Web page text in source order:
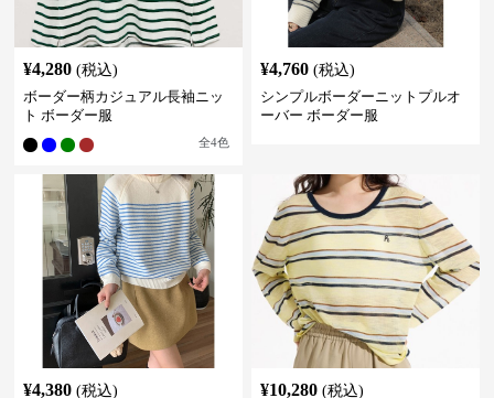
¥4,280 (税込)
ボーダー柄カジュアル長袖ニッ
ト ボーダー服
全4色
¥4,760 (税込)
シンプルボーダーニットプルオ
ーバー ボーダー服
¥4,380 (税込)
¥10,280 (税込)